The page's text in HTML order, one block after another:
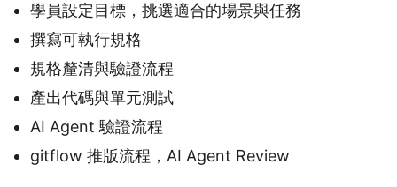
學員設定目標，挑選適合的場景與任務
撰寫可執行規格
規格釐清與驗證流程
產出代碼與單元測試
AI Agent 驗證流程
gitflow 推版流程，AI Agent Review